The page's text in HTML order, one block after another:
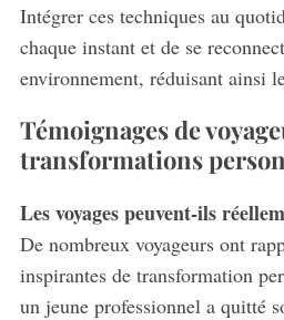
Intégrer ces techniques au
chaque instant et de se
environnement, réduisant ainsi
Témoignages de
transformations
Les voyages peuvent-ils
De nombreux voyageurs ont
inspirantes de transformation
un jeune professionnel a quitté